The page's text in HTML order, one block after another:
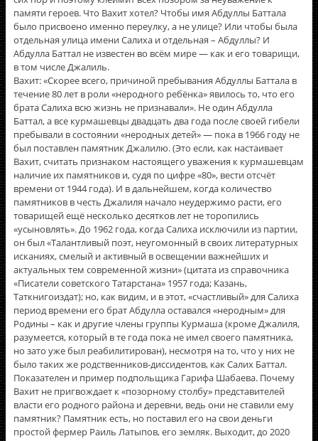
памяти героев. Что Вахит хотел? Чтобы имя Абдуллы Баттала
было присвоено именно переулку, а не улице? Или чтобы была
отдельная улица имени Салиха и отдельная – Абдуллы? И
Абдулла Баттал не известен во всём мире — как и его товарищи,
в том числе Джалиль.
Вахит: «Скорее всего, причиной пребывания Абдуллы Баттала в
течение 80 лет в роли «неродного ребёнка» явилось то, что его
брата Салиха всю жизнь не признавали». Не один Абдулла
Баттал, а все курмашевцы двадцать два года после своей гибели
пребывали в состоянии «неродных детей» — пока в 1966 году не
был поставлен памятник Джалилю. (Это если, как настаивает
Вахит, считать признаком настоящего уважения к курмашевцам
наличие их памятников и, судя по цифре «80», вести отсчëт
времени от 1944 года). И в дальнейшем, когда количество
памятников в честь Джалиля начало неудержимо расти, его
товарищей ещё несколько десятков лет не торопились
«усыновлять». До 1962 года, когда Салиха исключили из партии,
он был «Талантливый поэт, неугомонный в своих литературных
исканиях, смелый и активный в освещении важнейших и
актуальных тем современной жизни» (цитата из справочника
«Писатели советского Татарстана» 1957 года; Казань,
Таткнигоиздат); но, как видим, и в этот, «счастливый» для Салиха
период времени его брат Абдулла оставался «неродным» для
Родины – как и другие члены группы Курмаша (кроме Джалиля,
разумеется, который в те года пока не имел своего памятника,
но зато уже был реабилитирован), несмотря на то, что у них не
было таких же родственников-диссидентов, как Салих Баттал.
Показателен и пример подпольщика Гарифа Шабаева. Почему
Вахит не пригвождает к «позорному столбу» представителей
власти его родного района и деревни, ведь они не ставили ему
памятник? Памятник есть, но поставил его на свои деньги
простой фермер Раиль Латыпов, его земляк. Выходит, до 2020